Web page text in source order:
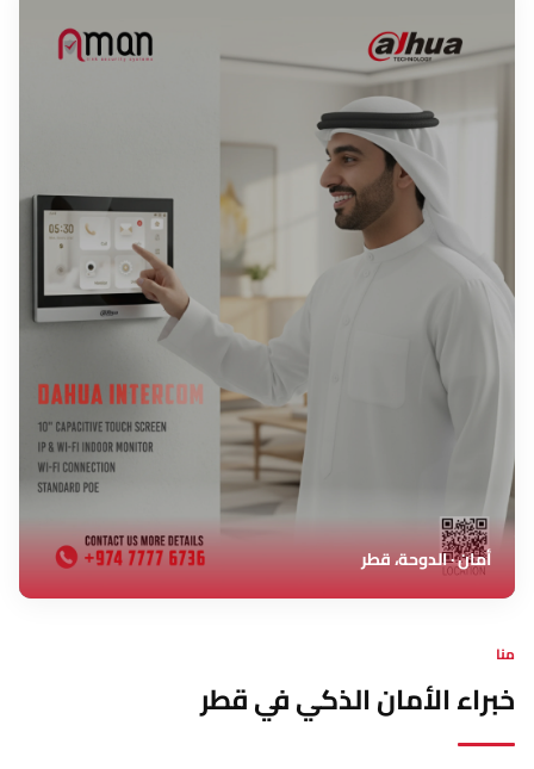
أمان · الدوحة، قطر
منا
خبراء الأمان الذكي في قطر